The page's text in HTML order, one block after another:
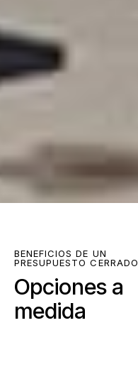
BENEFICIOS DE UN
PRESUPUESTO CERRADO
Opciones a
medida